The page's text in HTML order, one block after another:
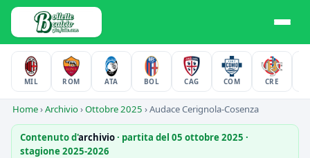
MIL ROM ATA BOL CAG COM CRE
Home›Archivio›Ottobre 2025 ›Audace Cerignola-Cosenza
Contenuto d'archivio· partita del 05 ottobre 2025 ·
stagione 2025-2026